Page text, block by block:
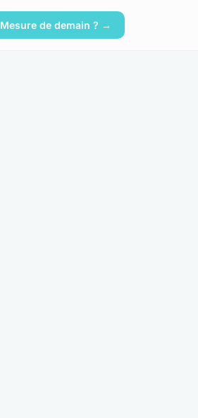
Mesure de demain ? →